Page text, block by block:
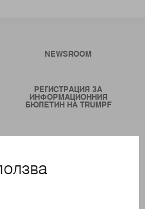
NEWSROOM
РЕГИСТРАЦИЯ ЗА
ИНФОРМАЦИОННИЯ
БЮЛЕТИН НА TRUMPF